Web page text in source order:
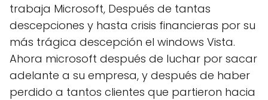
trabaja Microsoft, Después de tantas
descepciones y hasta crisis financieras por su
más trágica descepción el windows Vista.
Ahora microsoft después de luchar por sacar
adelante a su empresa, y después de haber
perdido a tantos clientes que partieron hacia